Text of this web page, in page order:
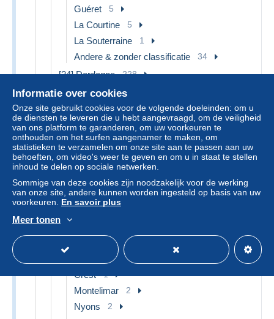
Guéret 5
La Courtine 5
La Souterraine 1
Andere & zonder classificatie 34
[24] Dordogne 228
Bergerac 7
Mussidan 16
Périgueux 84
Thiviers 2
Andere & zonder classificatie 117
[25] Doubs
Besancon 23
Isle sur le Doubs
Andere & zonder classificatie 32
49
Crest 1
Montelimar 2
Nyons 2
Informatie over cookies
Onze site gebruikt cookies voor de volgende doeleinden: om u
de diensten te leveren die u hebt aangevraagd, om de veiligheid
van ons platform te garanderen, om uw voorkeuren te
onthouden om het surfen aangenamer te maken, om
statistieken te verzamelen om onze site aan te passen aan uw
behoeften, om video's weer te geven en om u in staat te stellen
inhoud te delen op sociale netwerken.
Sommige van deze cookies zijn noodzakelijk voor de werking
van onze site, andere kunnen worden ingesteld op basis van uw
voorkeuren. En savoir plus
Meer tonen